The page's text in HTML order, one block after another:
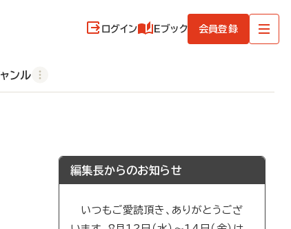
ログイン Eブック 会員登録
ンル
編集長からのお知らせ
いつもご愛読頂き、ありがとうござ